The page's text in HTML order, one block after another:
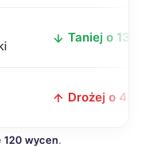
Taniej o 13 zł
Drożej o 47
120 wycen.